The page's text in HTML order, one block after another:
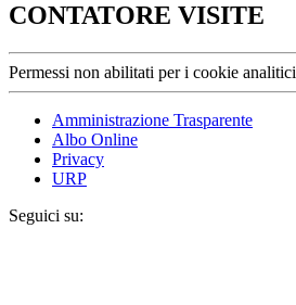
CONTATORE VISITE
Permessi non abilitati per i cookie analitici
Amministrazione Trasparente
Albo Online
Privacy
URP
Seguici su: